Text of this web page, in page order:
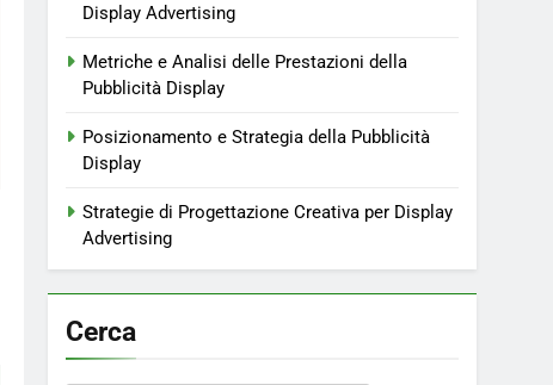
Display Advertising
Metriche e Analisi delle Prestazioni della
Pubblicità Display
Posizionamento e Strategia della Pubblicità
Display
Strategie di Progettazione Creativa per Display
Advertising
Cerca